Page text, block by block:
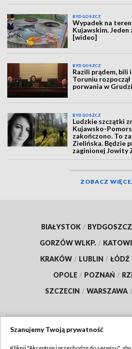
BYDGOSZCZ
Wypadek na
Kujawskim. Jeden
[wideo]
BYDGOSZCZ
Razili prądem, bili
Toruniu
porwania w
BYDGOSZCZ
Ludzkie szczątki
Kujawsko-
zakończono. To
Zielińska. Będzie
zaginionej Jowity
wideo,
ZOBACZ
BIAŁYSTOK / BYDGOSZCZ
GORZÓW WLKP. /
KRAKÓW / LUBLIN / ŁÓDŹ
OPOLE / POZNAŃ /
SZCZECIN / WARSZAWA /
Szanujemy Twoją prywatność